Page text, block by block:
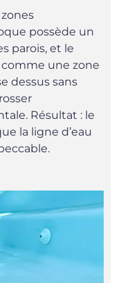
possède un
parois, et le
comme une zone
dessus sans
Résultat : le
la ligne d’eau